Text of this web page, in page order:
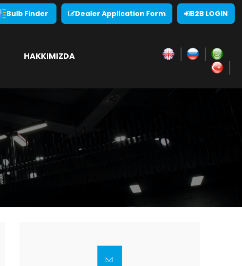
B2B LOGIN
Dealer Application Form
Bulb Finder
HAKKIMIZDA